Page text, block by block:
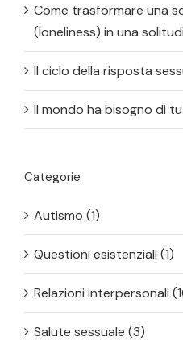
Come trasformare una
(loneliness) in una
Il ciclo della risposta
Il mondo ha bisogno di
Categorie
Autismo (1)
Questioni esistenziali (1)
Relazioni interpersonali
Salute sessuale (3)